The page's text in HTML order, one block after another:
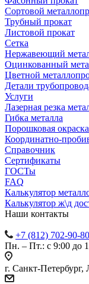
Сортовой
Трубный прокат
Листовой прокат
Сетка
Нержавеющий
Оцинкованный
Цветной
Детали
Услуги
Лазерная резка
Гибка металла
Порошковая
Координатно-
Справочник
Сертификаты
ГОСТы
FAQ
Калькулятор
Калькулятор ж\д
Наши контакты
+7 (812) 702-90-80
Пн. – Пт.: с 9:00 до
г. Санкт-